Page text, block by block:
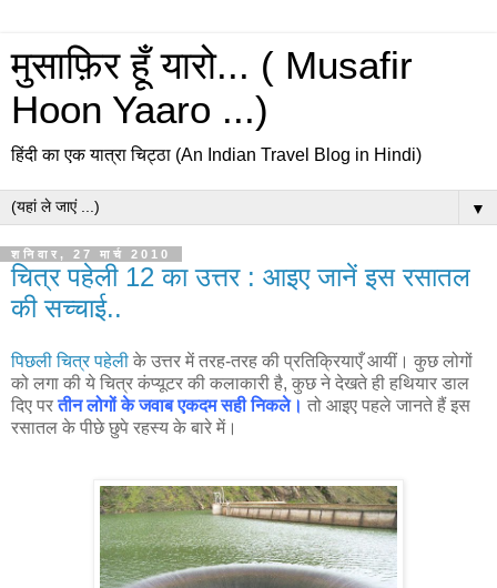
मुसाफ़िर हूँ यारो... ( Musafir
Hoon Yaaro ...)
हिंदी का एक यात्रा चिट्ठा (An Indian Travel Blog in Hindi)
▼
शनिवार, 27 मार्च 2010
चित्र पहेली 12 का उत्तर : आइए जानें इस रसातल
की सच्चाई..
पिछली चित्र पहेली के उत्तर में तरह-तरह की प्रतिक्रियाएँ आयीं। कुछ लोगों
को लगा की ये चित्र कंप्यूटर की कलाकारी है, कुछ ने देखते ही हथियार डाल
दिए परतीन लोगों के जवाब एकदम सही निकले। तो आइए पहले जानते हैं इस
रसातल के पीछे छुपे रहस्य के बारे में।